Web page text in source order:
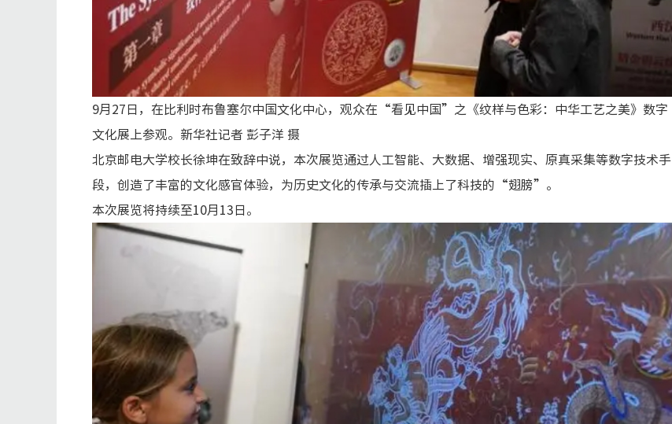
9月27日，在比利时布鲁塞尔中国文化中心，观众在“看见中国”之《纹样与色彩：中华工艺之美》数字
文化展上参观。新华社记者 彭子洋 摄
北京邮电大学校长徐坤在致辞中说，本次展览通过人工智能、大数据、增强现实、原真采集等数字技术手
段，创造了丰富的文化感官体验，为历史文化的传承与交流插上了科技的“翅膀”。
本次展览将持续至10月13日。